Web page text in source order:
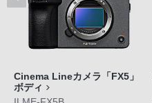
Cinema Lineカメラ「FX5」
ボディ